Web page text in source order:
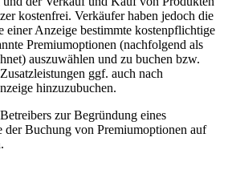
kostenfrei. Verkäufer haben jedoch die
Anzeige bestimmte kostenpflichtige
Premiumoptionen (nachfolgend als
auszuwählen und zu buchen bzw.
ggf. auch nach
hinzuzubuchen.
zur Begründung eines
der Buchung von Premiumoptionen auf